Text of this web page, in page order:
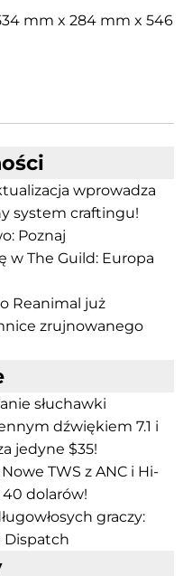
mm x 284 mm x 546
Telegram
wprowadza
system craftingu!
Poznaj
w The Guild: Europa
Reanimal już
zrujnowanego
słuchawki
dźwiękiem 7.1 i
jedyne $35!
TWS z ANC i Hi-
dolarów!
graczy:
Dispatch